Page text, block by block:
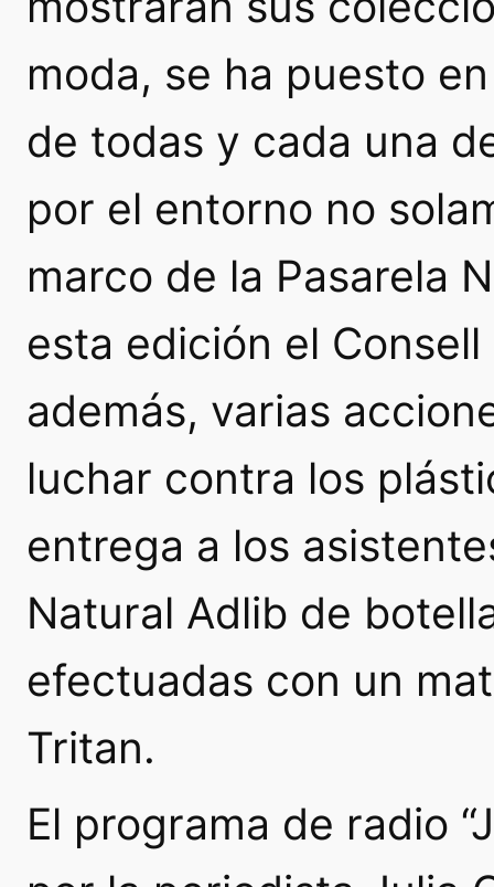
moda, se ha puesto
de todas y cada una
por el entorno no
marco de la Pasarela
esta edición el
además, varias
luchar contra los
entrega a los
Natural Adlib de
efectuadas con un
Tritan.
El programa de radio